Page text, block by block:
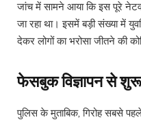
जांच में सामने आया कि इस पूरे
जा रहा था। इसमें बड़ी संख्या में
देकर लोगों का भरोसा जीतने की
फेसबुक विज्ञापन से शुरू
पुलिस के मुताबिक, गिरोह सबसे